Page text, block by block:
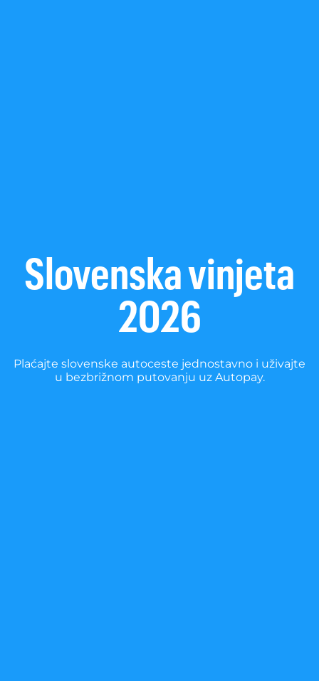
Slovenska vinjeta
2026
Plaćajte slovenske autoceste jednostavno i uživajte
u bezbrižnom putovanju uz Autopay.